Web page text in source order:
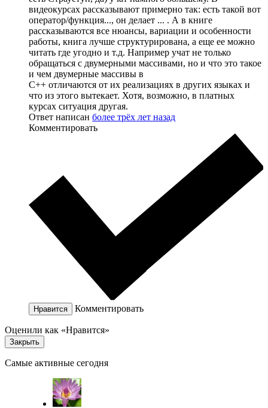
видеокурсах рассказывают примерно так: есть такой вот
оператор/функция..., он делает ... . А в книге
рассказываются все нюансы, вариации и особенности
работы, книга лучше структурирована, а еще ее можно
читать где угодно и т.д. Например учат не только
обращаться с двумерными массивами, но и что это такое
и чем двумерные массивы в
С++ отличаются от их реализациях в других языках и
что из этого вытекает. Хотя, возможно, в платных
курсах ситуация другая.
Ответ написан более трёх лет назад
Комментировать
Нравится Комментировать
Оценили как «Нравится»
Закрыть
Самые активные сегодня